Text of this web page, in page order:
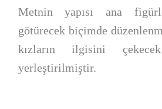
Metnin yapısı ana
götürecek biçimde
kızların ilgisini
yerleştirilmiştir.